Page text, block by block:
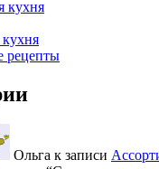
кухня
кухня
рецепты
Ольга к записи